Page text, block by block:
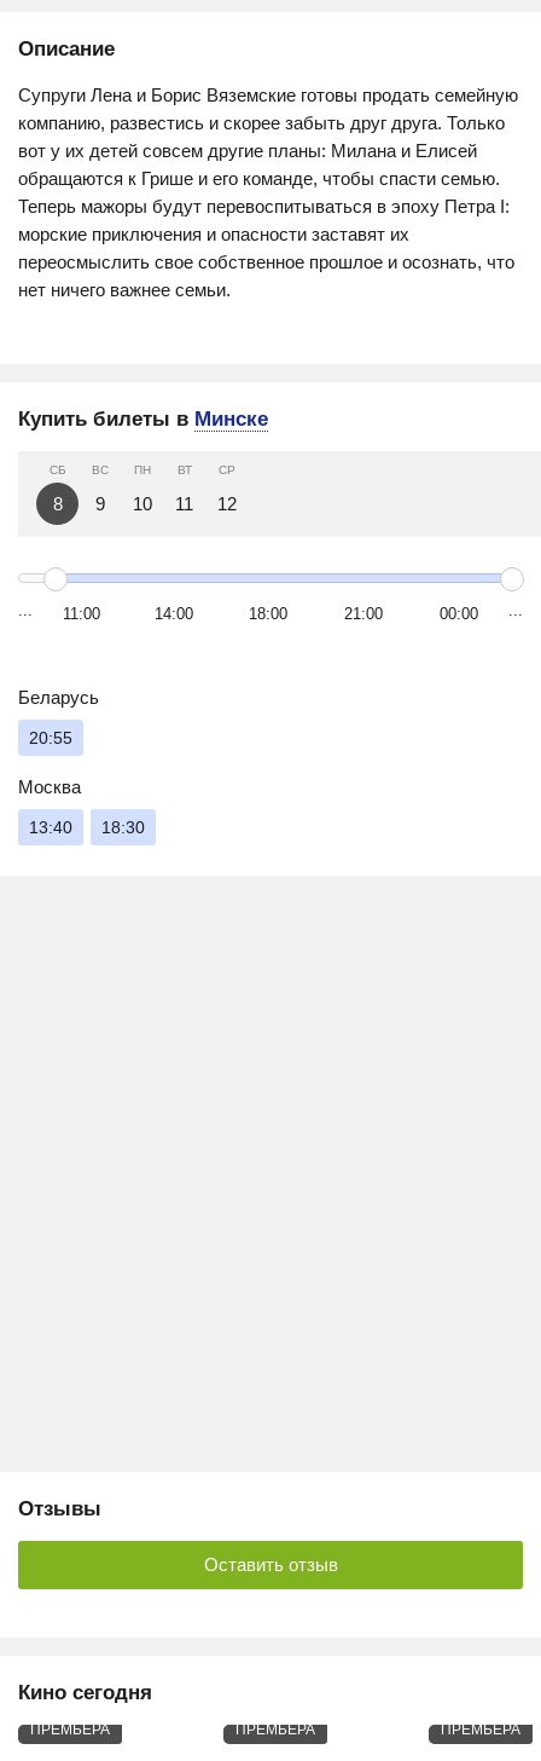
Описание
Супруги Лена и Борис Вяземские готовы продать семейную
компанию, развестись и скорее забыть друг друга. Только
вот у их детей совсем другие планы: Милана и Елисей
обращаются к Грише и его команде, чтобы спасти семью.
Теперь мажоры будут перевоспитываться в эпоху Петра I:
морские приключения и опасности заставят их
переосмыслить свое собственное прошлое и осознать, что
нет ничего важнее семьи.
Купить билеты в Минске
СБ
8
ВС
9
ПН
10
ВТ
11
СР
12
11:00 14:00 18:00 21:00 00:00
Беларусь
20:55
Москва
13:40 18:30
Отзывы
Оставить отзыв
Кино сегодня
ПРЕМЬЕРА ПРЕМЬЕРА ПРЕМЬЕРА